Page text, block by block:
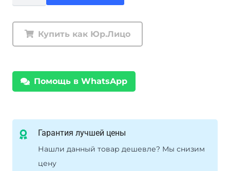
линк
стабилизатора
левый
для
0-
Купить как Юр.Лицо
Помощь в WhatsApp
Гарантия лучшей цены
Нашли данный товар дешевле? Мы снизим
цену